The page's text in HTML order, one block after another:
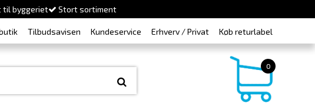
til byggeriet Stort sortiment
Tilbudsavisen Kundeservice Erhverv / Privat Køb returlabel
0